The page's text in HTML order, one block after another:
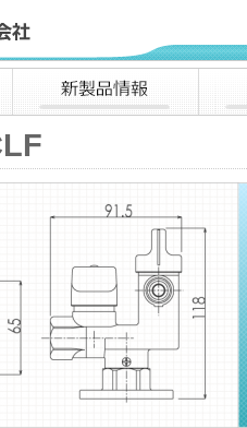
新製品情報